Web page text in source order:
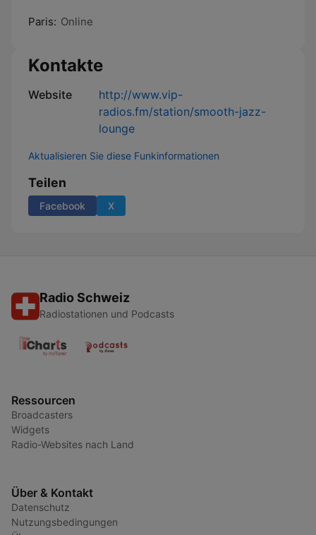
Paris: Online
Kontakte
Website
http://www.vip-
radios.fm/station/smooth-jazz-
lounge
Aktualisieren Sie diese Funkinformationen
Teilen
Facebook X
Radio Schweiz
Radiostationen und Podcasts
Ressourcen
Broadcasters
Widgets
Radio-Websites nach Land
Über & Kontakt
Datenschutz
Nutzungsbedingungen